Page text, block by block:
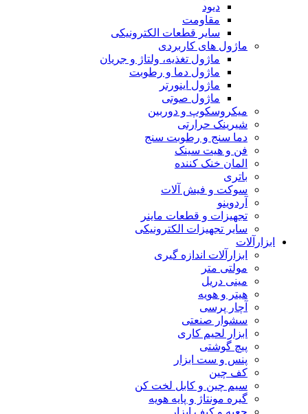
دیود
مقاومت
سایر قطعات الکترونیکی
ماژول های کاربردی
ماژول تغذیه، ولتاژ و جریان
ماژول دما و رطوبت
ماژول اینورتر
ماژول صوتی
میکروسکوپ و دوربین
شیرینک حرارتی
دما سنج و رطوبت سنج
فن و هیت سینک
المان خنک کننده
باتری
سوکت و فیش آلات
آردوینو
تجهیزات و قطعات ماینر
سایر تجهیزات الکترونیکی
ابزارآلات
ابزارآلات اندازه گیری
مولتی متر
مینی دریل
هیتر و هویه
آچار پرسی
سشوار صنعتی
ابزار لحیم کاری
پیچ گوشتی
پنس و ست ابزار
کف چین
سیم چین و کابل لخت کن
گیره مونتاژ و پایه هویه
جعبه و کیف ابزار